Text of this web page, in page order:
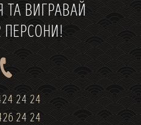
ТА ВИГРАВАЙ
ПЕРСОНИ!
24 24
24 24